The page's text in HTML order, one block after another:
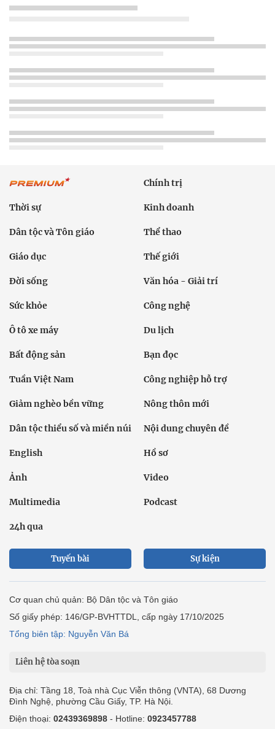
Chính trị
Thời sự Kinh doanh
Dân tộc và Tôn giáo Thể thao
Giáo dục Thế giới
Đời sống Văn hóa - Giải trí
Sức khỏe Công nghệ
Ô tô xe máy Du lịch
Bất động sản Bạn đọc
Tuần Việt Nam Công nghiệp hỗ trợ
Giảm nghèo bền vững Nông thôn mới
Dân tộc thiểu số và miền núi Nội dung chuyên đề
English Hồ sơ
Ảnh Video
Multimedia Podcast
24h qua
Tuyến bài Sự kiện
Cơ quan chủ quản: Bộ Dân tộc và Tôn giáo
Số giấy phép: 146/GP-BVHTTDL, cấp ngày 17/10/2025
Tổng biên tập: Nguyễn Văn Bá
Liên hệ tòa soạn
Địa chỉ: Tầng 18, Toà nhà Cục Viễn thông (VNTA), 68 Dương
Đình Nghệ, phường Cầu Giấy, TP. Hà Nội.
Điện thoại: 02439369898 - Hotline: 0923457788